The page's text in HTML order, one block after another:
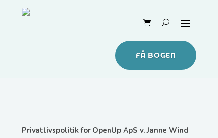
FÅ BOGEN
Privatlivspolitik for OpenUp ApS v. Janne Wind